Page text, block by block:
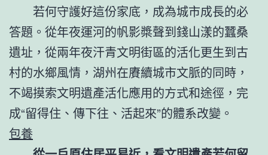
若何守護好這份家底，成為城市成長的必
答題。從年夜運河的帆影槳聲到錢山漾的蠶桑
遺址，從兩年夜汗青文明街區的活化更生到古
村的水鄉風情，湖州在賡續城市文脈的同時，
不竭摸索文明遺產活化應用的方式和途徑，完
成“留得住、傳下往、活起來”的體系改變。
包養